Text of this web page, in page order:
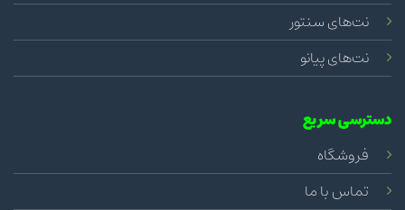
نت‌های سنتور
نت‌های پیانو
دسترسی سریع
فروشگاه
تماس با ما